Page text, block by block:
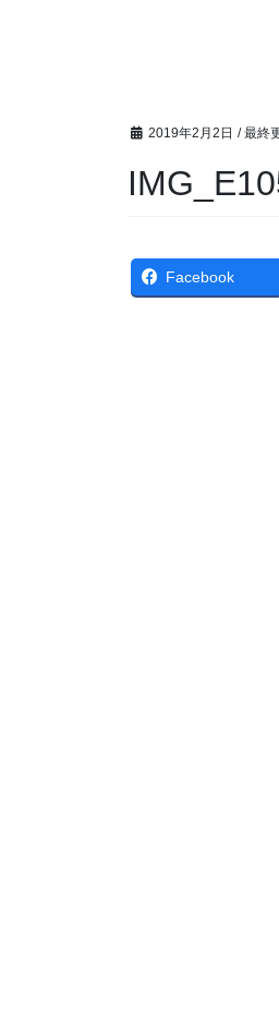
2019年2月2日 / 最終
Facebook